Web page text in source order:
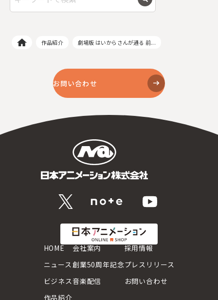
作品紹介 劇場版 はいからさんが通る 前...
お問い合わせ
HOME
ニュース
ビジネス
作品紹介
会社案内
創業50周年記念
音楽配信
採用情報
プレスリリース
お問い合わせ